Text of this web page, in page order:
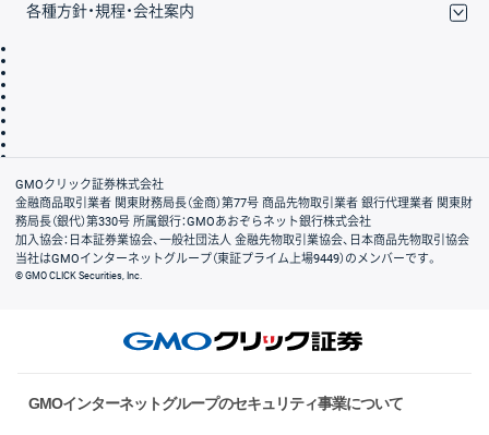
各種方針・規程・会社案内
会社案内
GMOクリック証券株式会社
金融商品取引業者 関東財務局長（金商）第77号 商品先物取引業者 銀行代理業者 関東財
務局長（銀代）第330号 所属銀行：GMOあおぞらネット銀行株式会社
加入協会：日本証券業協会、一般社団法人 金融先物取引業協会、日本商品先物取引協会
当社はGMOインターネットグループ（東証プライム上場9449）のメンバーです。
© GMO CLICK Securities, Inc.
GMOインターネットグループのセキュリティ事業について